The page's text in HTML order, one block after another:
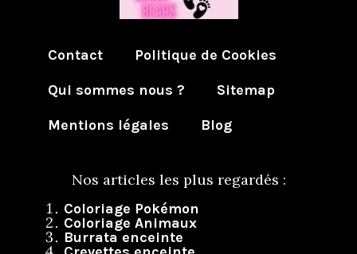
Contact
Politique de Cookies
Qui sommes nous ?
Sitemap
Mentions légales
Blog
Nos articles les plus regardés :
Coloriage Pokémon
Coloriage Animaux
Burrata enceinte